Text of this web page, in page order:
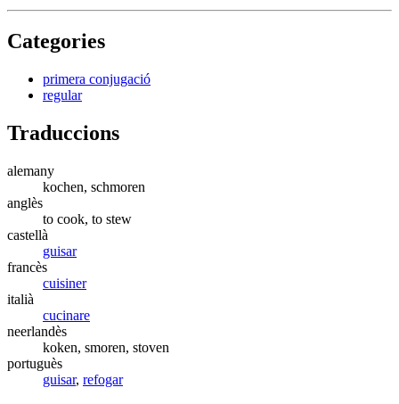
Categories
primera conjugació
regular
Traduccions
alemany
kochen, schmoren
anglès
to cook, to stew
castellà
guisar
francès
cuisiner
italià
cucinare
neerlandès
koken, smoren, stoven
portuguès
guisar, refogar